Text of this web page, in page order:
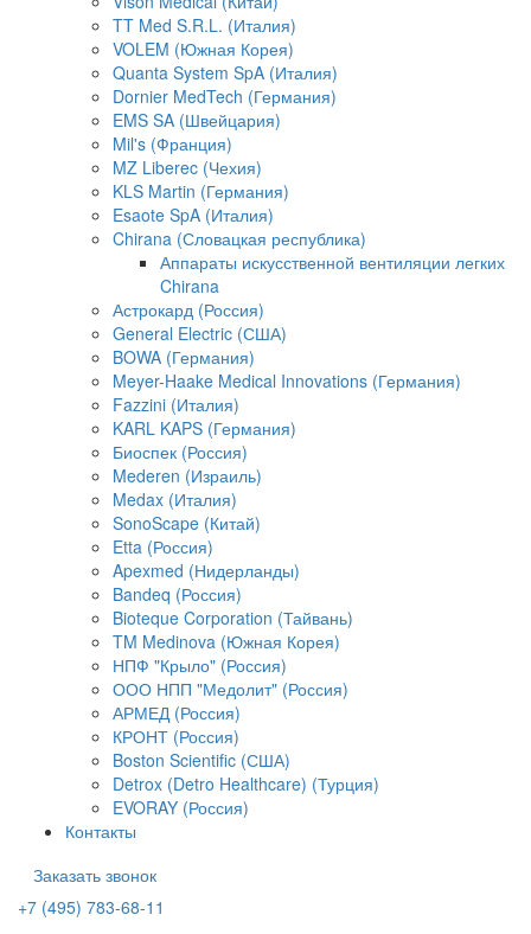
TT Med S.R.L. (Италия)
VOLEM (Южная Корея)
Quanta System SpA (Италия)
Dornier MedTech (Германия)
EMS SA (Швейцария)
Mil's (Франция)
MZ Liberec (Чехия)
KLS Martin (Германия)
Esaote SpA (Италия)
Chirana (Словацкая республика)
Аппараты искусственной вентиляции легких
Chirana
Астрокард (Россия)
General Electric (США)
BOWA (Германия)
Meyer-Haake Medical Innovations (Германия)
Fazzini (Италия)
KARL KAPS (Германия)
Биоспек (Россия)
Mederen (Израиль)
Medax (Италия)
SonoScape (Китай)
Etta (Россия)
Apexmed (Нидерланды)
Bandeq (Россия)
Bioteque Corporation (Тайвань)
TM Medinova (Южная Корея)
НПФ "Крыло" (Россия)
ООО НПП "Медолит" (Россия)
АРМЕД (Россия)
КРОНТ (Россия)
Boston Scientific (США)
Detrox (Detro Healthcare) (Турция)
EVORAY (Россия)
Контакты
Заказать звонок
+7 (495) 783-68-11